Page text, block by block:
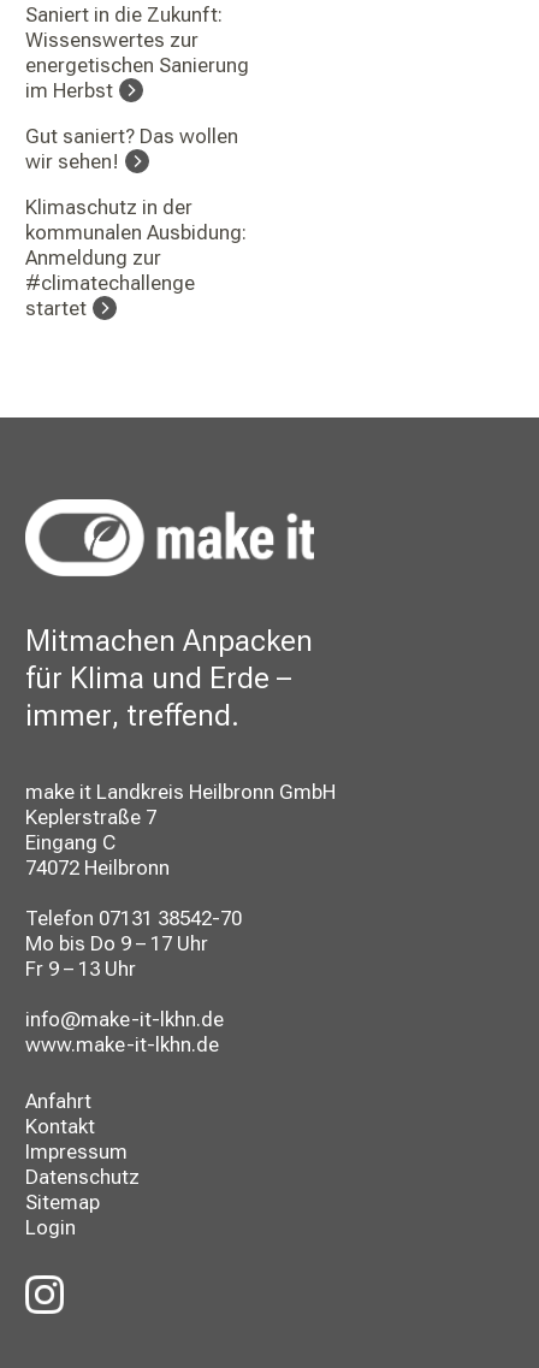
Saniert in die Zukunft:
Wissenswertes zur
energetischen Sanierung
im Herbst
Gut saniert? Das wollen
wir sehen!
Klimaschutz in der
kommunalen Ausbidung:
Anmeldung zur
#climatechallenge
startet
Mitmachen Anpacken
für Klima und Erde –
immer, treffend.
make it Landkreis Heilbronn GmbH
Keplerstraße 7
Eingang C
74072 Heilbronn
Telefon 07131 38542-70
Mo bis Do 9 – 17 Uhr
Fr 9 – 13 Uhr
info@make-it-lkhn.de
www.make-it-lkhn.de
Anfahrt
Kontakt
Impressum
Datenschutz
Sitemap
Login